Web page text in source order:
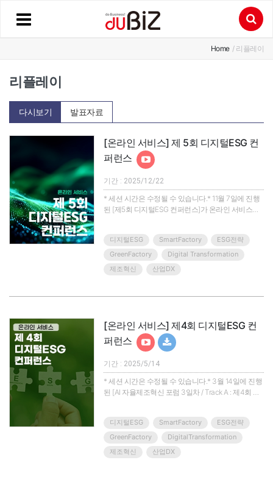
Home / 리플레이
리플레이
다시보기 발표자료
[온라인 서비스] 제 5회 디지털ESG 컨
퍼런스
기간 : 2025/12/22
* 세션 시간은 수정될 수 있습니다.* 11월 7일에 진행
된 [제5회 디지털ESG 컨퍼런스]가 온라인 서비스로
ESG 중장기 전략, 에너지·AI 고속도로 구축 방안, 산
업별 규제 대응 전략 등 산학연 전문가가 한자리에 모
여 디지털ESG의 미래를 제시합니다!* 주요 주제- 정
부의 탄소중립 및 ESG 중장기 R&D 과제- 에너지/AI
응 현주소..
디지털ESG SmartFactory
ESG전략
GreenFactory
Digital Transformation
제조혁신
산업DX
[온라인 서비스] 제4회 디지털ESG 컨
퍼런스
기간 : 2025/5/14
* 세션 시간은 수정될 수 있습니다.* 3월 14일에 진행
된 [AI 자율제조혁신 포럼 3일차 / Track A : 제4회 디
바로 시행됩니다!!우리 수출기업은 EU CBAM 대응을
위해 얼마나 준비가 돼 있습니까?i-DEA가 디지털기
술을 활용한 바람직한 EU CBAM 대응 방안을 제시하
겠습니다.▣ 제4회 디지털ESG 컨퍼런스 ▣EU 탄소
디지털ESG SmartFactory
ESG전략
GreenFactory
DigitalTransformation
제조혁신
산업DX